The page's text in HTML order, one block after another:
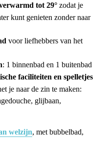
tot 29°zodat je
kunt genieten zonder naar
voor liefhebbers van het
: 1 binnenbad en 1 buitenbad
faciliteiten en spelletjes
je naar de zin te maken:
glijbaan,
welzijn, met bubbelbad,